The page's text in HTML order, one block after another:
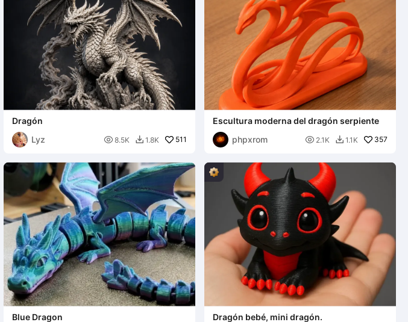
Dragón
Lyz
 8.5K  1.8K 511
Escultura moderna del dragón serpiente
phpxrom
 2.1K  1.1K 357
Blue Dragon
Dragón bebé, mini dragón.